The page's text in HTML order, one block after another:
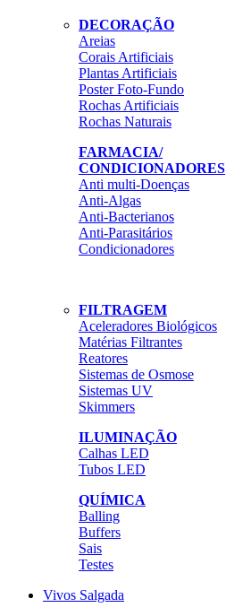
DECORAÇÃO
Areias
Corais Artificiais
Plantas Artificiais
Poster Foto-Fundo
Rochas Artificiais
Rochas Naturais
FARMACIA/
CONDICIONADORES
Anti multi-Doenças
Anti-Algas
Anti-Bacterianos
Anti-Parasitários
Condicionadores
FILTRAGEM
Aceleradores Biológicos
Matérias Filtrantes
Reatores
Sistemas de Osmose
Sistemas UV
Skimmers
ILUMINAÇÃO
Calhas LED
Tubos LED
QUÍMICA
Balling
Buffers
Sais
Testes
Vivos Salgada